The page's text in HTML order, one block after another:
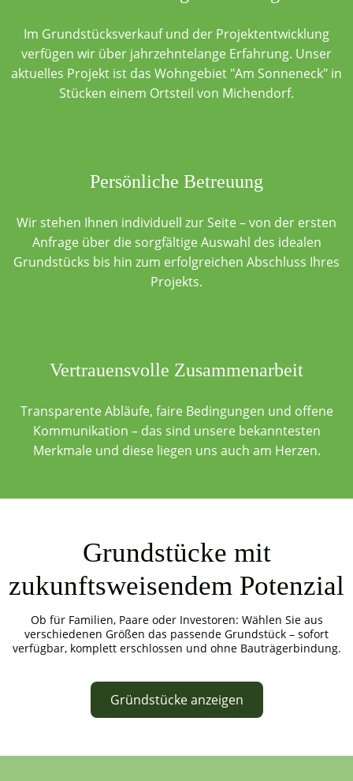
Im Grundstücksverkauf und der Projektentwicklung
verfügen wir über jahrzehntelange Erfahrung. Unser
aktuelles Projekt ist das Wohngebiet "Am Sonneneck" in
Stücken einem Ortsteil von Michendorf.
Persönliche Betreuung
Wir stehen Ihnen individuell zur Seite – von der ersten
Anfrage über die sorgfältige Auswahl des idealen
Grundstücks bis hin zum erfolgreichen Abschluss Ihres
Projekts.
Vertrauensvolle Zusammenarbeit
Transparente Abläufe, faire Bedingungen und offene
Kommunikation – das sind unsere bekanntesten
Merkmale und diese liegen uns auch am Herzen.
Grundstücke mit
zukunftsweisendem Potenzial
Ob für Familien, Paare oder Investoren: Wählen Sie aus
verschiedenen Größen das passende Grundstück – sofort
verfügbar, komplett erschlossen und ohne Bauträgerbindung.
Gründstücke anzeigen